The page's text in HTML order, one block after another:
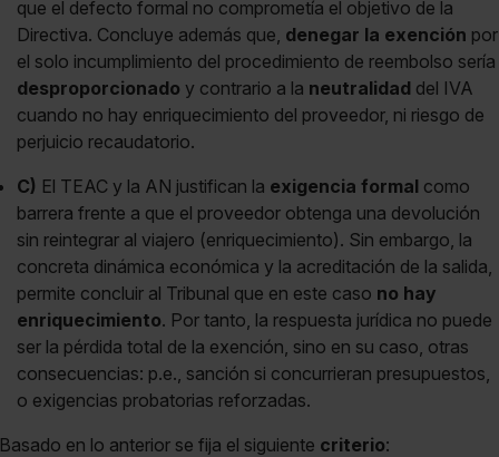
que el defecto formal no comprometía el objetivo de la
Directiva. Concluye además que, denegar la exención por
el solo incumplimiento del procedimiento de reembolso sería
desproporcionado y contrario a la neutralidad del IVA
cuando no hay enriquecimiento del proveedor, ni riesgo de
perjuicio recaudatorio.
C) El TEAC y la AN justifican la exigencia formal como
barrera frente a que el proveedor obtenga una devolución
sin reintegrar al viajero (enriquecimiento). Sin embargo, la
concreta dinámica económica y la acreditación de la salida,
permite concluir al Tribunal que en este caso no hay
enriquecimiento. Por tanto, la respuesta jurídica no puede
ser la pérdida total de la exención, sino en su caso, otras
consecuencias: p.e., sanción si concurrieran presupuestos,
o exigencias probatorias reforzadas.
Basado en lo anterior se fija el siguiente criterio: